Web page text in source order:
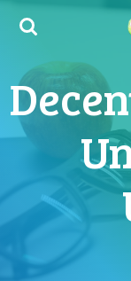
Ga
de
hoofdinhoud